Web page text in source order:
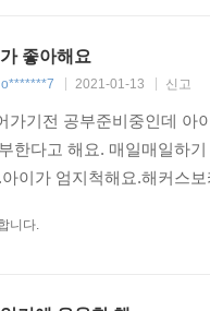
기후와 계절
자연과 생태계
Problems 환경 문제
좋아해요
o*******7 2021-01-13 신고
가기전 공부준비중인데 아
한다고 해요. 매일매일하
이가 엄지척해요.해커스
니다.